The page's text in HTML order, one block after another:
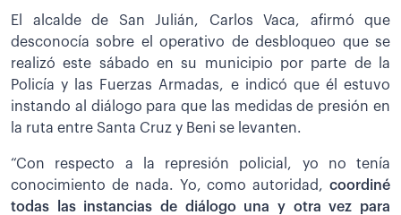
El alcalde de San Julián, Carlos Vaca, afirmó que
desconocía sobre el operativo de desbloqueo que se
realizó este sábado en su municipio por parte de la
Policía y las Fuerzas Armadas, e indicó que él estuvo
instando al diálogo para que las medidas de presión en
la ruta entre Santa Cruz y Beni se levanten.
“Con respecto a la represión policial, yo no tenía
conocimiento de nada. Yo, como autoridad, coordiné
todas las instancias de diálogo una y otra vez para